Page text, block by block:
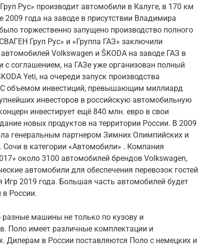
Рус» производит автомобили в Калуге, в 170 км
года на заводе в присутствии Владимира
торжественно запущено производство полного
Груп Рус» и «Группа ГАЗ» заключили
Volkswagen и ŠKODA на заводе ГАЗ в
с соглашением, на ГАЗе уже организован полный
Yeti, на очереди запуск производства
C объемом инвестиций, превышающим миллиард
инвесторов в российскую автомобильную
инвестирует ещё 840 млн. евро в свои
новых продуктов на территории России. В 2009
генеральным партнером Зимних Олимпийских и
Сочи в категории «Автомобили» . Компания
около 3100 автомобилей брендов Volkswagen,
автомобили для обеспечения перевозок гостей
Игр 2019 года. Большая часть автомобилей будет
России.
машины не только по кузову и
Поло имеет различные комплектации и
Дилерам в России поставляются Поло с немецких и